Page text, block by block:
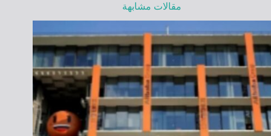
مقالات مشابهة